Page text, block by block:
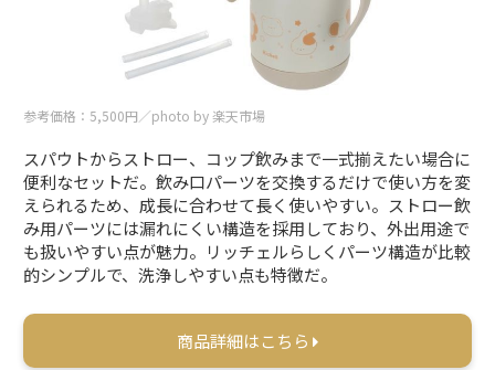
参考価格：5,500円／photo by 楽天市場
スパウトからストロー、コップ飲みまで一式揃えたい場合に
便利なセットだ。飲み口パーツを交換するだけで使い方を変
えられるため、成長に合わせて長く使いやすい。ストロー飲
み用パーツには漏れにくい構造を採用しており、外出用途で
も扱いやすい点が魅力。リッチェルらしくパーツ構造が比較
的シンプルで、洗浄しやすい点も特徴だ。
商品詳細はこちら